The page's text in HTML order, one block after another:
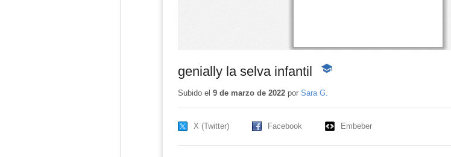
genially la selva infantil
-
educativo
Subido el 9 de marzo de 2022por Sara G.
X (Twitter) Facebook Embeber